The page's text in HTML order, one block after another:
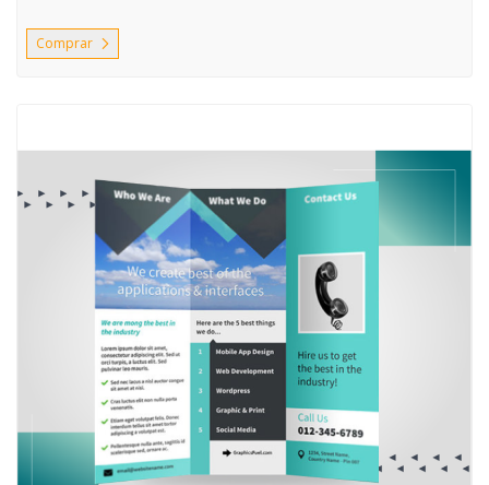
Comprar